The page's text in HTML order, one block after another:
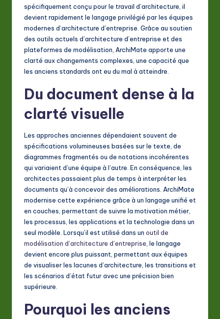
in
A
o
ft
w
In
o
spécifiquement conçu pour le travail d’architecture, il
devient rapidement le langage privilégié par les équipes
modernes d’architecture d’entreprise. Grâce au soutien
des outils actuels d’architecture d’entreprise et des
plateformes de modélisation, ArchiMate apporte une
clarté aux changements complexes, une capacité que
les anciens standards ont eu du mal à atteindre.
Du document dense à la
clarté visuelle
Les approches anciennes dépendaient souvent de
spécifications volumineuses basées sur le texte, de
diagrammes fragmentés ou de notations incohérentes
qui variaient d’une équipe à l’autre. En conséquence, les
architectes passaient plus de temps à interpréter les
documents qu’à concevoir des améliorations. ArchiMate
modernise cette expérience grâce à un langage unifié et
en couches, permettant de suivre la motivation métier,
les processus, les applications et la technologie dans un
seul modèle. Lorsqu’il est utilisé dans un outil de
modélisation d’architecture d’entreprise , le langage
devient encore plus puissant, permettant aux équipes
de visualiser les lacunes d’architecture, les transitions et
les scénarios d’état futur avec une précision bien
supérieure.
Pourquoi les anciens